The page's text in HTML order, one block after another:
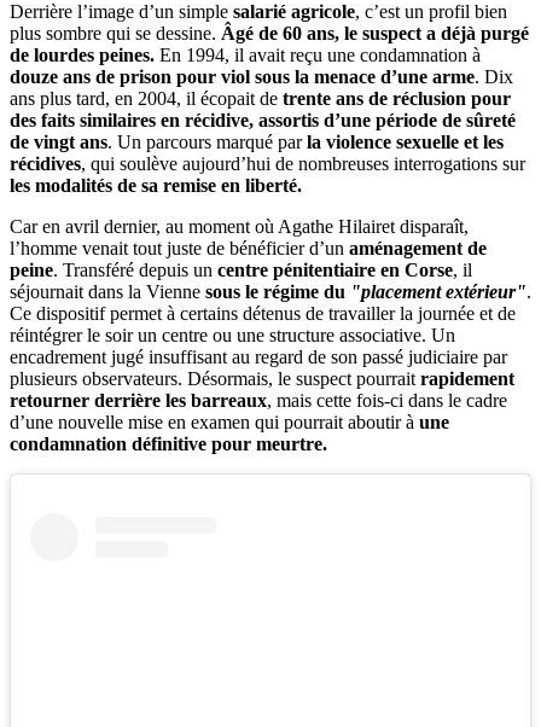
Derrière l’image d’un simple salarié agricole, c’est un profil bien
plus sombre qui se dessine. Âgé de 60 ans, le suspect a déjà purgé
de lourdes peines. En 1994, il avait reçu une condamnation à
douze ans de prison pour viol sous la menace d’une arme. Dix
ans plus tard, en 2004, il écopait de trente ans de réclusion pour
des faits similaires en récidive, assortis d’une période de sûreté
de vingt ans. Un parcours marqué parla violence sexuelle et les
récidives, qui soulève aujourd’hui de nombreuses interrogations sur
les modalités de sa remise en liberté.
Car en avril dernier, au moment où Agathe Hilairet disparaît,
l’homme venait tout juste de bénéficier d’un aménagement de
peine. Transféré depuis un centre pénitentiaire en Corse, il
séjournait dans la Vienne sous le régime du "placement extérieur".
Ce dispositif permet à certains détenus de travailler la journée et de
réintégrer le soir un centre ou une structure associative. Un
encadrement jugé insuffisant au regard de son passé judiciaire par
plusieurs observateurs. Désormais, le suspect pourraitrapidement
retourner derrière les barreaux, mais cette fois-ci dans le cadre
d’une nouvelle mise en examen qui pourrait aboutir à une
condamnation définitive pour meurtre.